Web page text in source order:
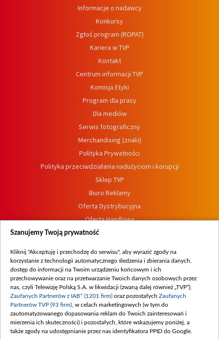
Informacje o nadawcy
Konkursy
Zgłoś program (ROPAT)
Kariera w TVP
Kontakt
Centrum informacji TVP
Komisja Etyki
Program dla prasy
Dla mediów
Serwis fotograficzny
Merchandising (znaki)
Polityka Prywatności
Polityka przeciwdziałania nadużyciom i korupcji
Sklep TVP
Biuro Reklamy
Oferta Dystrybucyjna
Oferta Handlowa
Dostępność
Procedura zgłoszeń wewnętrznych
Szanujemy Twoją prywatność
Kliknij "Akceptuję i przechodzę do serwisu", aby wyrazić zgody na
korzystanie z technologii automatycznego śledzenia i zbierania danych,
dostęp do informacji na Twoim urządzeniu końcowym i ich
przechowywanie oraz na przetwarzanie Twoich danych osobowych przez
nas, czyli Telewizję Polską S.A. w likwidacji (zwaną dalej również „TVP”),
Zaufanych Partnerów z IAB* (1201 firm) oraz pozostałych Zaufanych
Partnerów TVP (93 firm) , w celach marketingowych (w tym do
zautomatyzowanego dopasowania reklam do Twoich zainteresowań i
mierzenia ich skuteczności) i pozostałych, które wskazujemy poniżej, a
także zgody na udostępnianie przez nas identyfikatora PPID do Google.